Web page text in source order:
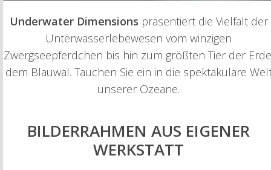
Underwater Dimensions präsentiert die Vielfalt der
Unterwasserlebewesen vom winzigen
Zwergseepferdchen bis hin zum größten Tier der
dem Blauwal. Tauchen Sie ein in die spektakuläre
unserer Ozeane.
BILDERRAHMEN AUS EIGENER
WERKSTATT